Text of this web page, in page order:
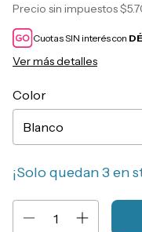
Precio sin impuestos
Cuotas SIN interés con
Ver más detalles
Color
¡Solo quedan3en